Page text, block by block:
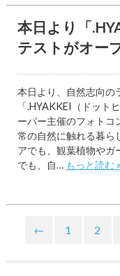
本日より「
テストがオー
本日より、自然志向の
「.HYAKKEI（ドット
ーバー主催のフォトコ
常の自然に触れる暮ら
アでも、観葉植物やガ
でも、自… もっと読む »
← 1 2